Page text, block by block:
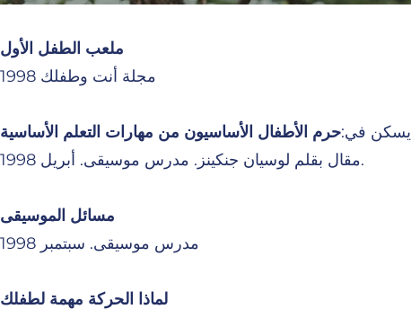
ملعب الطفل الأول
مجلة أنت وطفلك 1998
يسكن في:حرم الأطفال الأساسيون من مهارات التعلم الأساسية
مقال بقلم لوسيان جنكينز. مدرس موسيقى. أبريل 1998.
مسائل الموسيقى
مدرس موسيقى. سبتمبر 1998
لماذا الحركة مهمة لطفلك